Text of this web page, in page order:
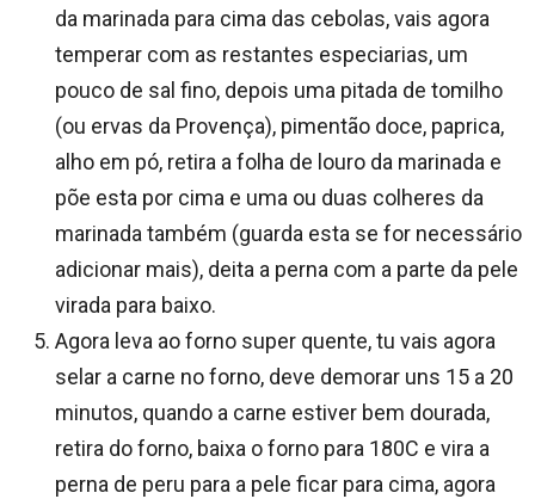
da marinada para cima das cebolas, vais agora
temperar com as restantes especiarias, um
pouco de sal fino, depois uma pitada de tomilho
(ou ervas da Provença), pimentão doce, paprica,
alho em pó, retira a folha de louro da marinada e
põe esta por cima e uma ou duas colheres da
marinada também (guarda esta se for necessário
adicionar mais), deita a perna com a parte da pele
virada para baixo.
Agora leva ao forno super quente, tu vais agora
selar a carne no forno, deve demorar uns 15 a 20
minutos, quando a carne estiver bem dourada,
retira do forno, baixa o forno para 180C e vira a
perna de peru para a pele ficar para cima, agora